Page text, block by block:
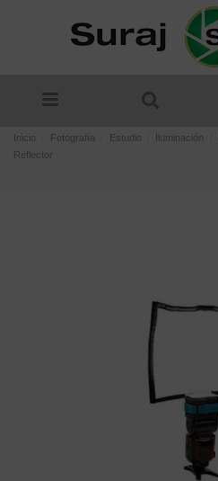
Inicio Fotografía Estudio Iluminación
Reflector